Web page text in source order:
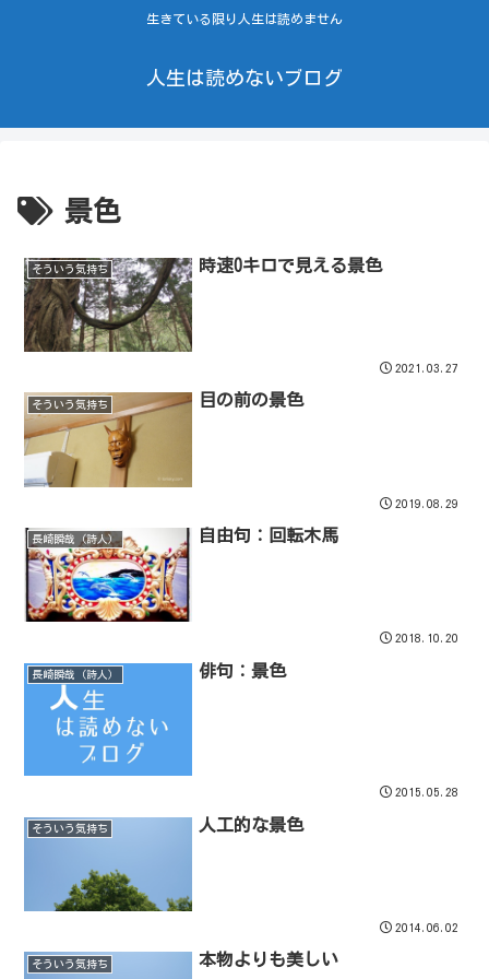
生きている限り人生は読めません
人生は読めないブログ
景色
そういう気持ち 時速0キロで見える景色
2021.03.27
そういう気持ち 目の前の景色
2019.08.29
長崎瞬哉（詩人） 自由句：回転木馬
2018.10.20
長崎瞬哉（詩人） 俳句：景色
2015.05.28
そういう気持ち 人工的な景色
2014.06.02
そういう気持ち 本物よりも美しい